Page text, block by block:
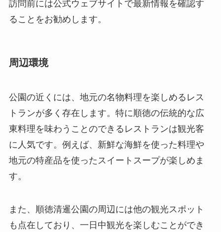
公園の近くには、地元の名物料理を楽しめるレス
に人気です。例えば、新鮮な海鮮を使った料理や
す。
また、順徳清暹公園の周辺には他の観光スポット
も点在しており、一日中観光を楽しむことができ
ます。近隣には佛山一帯の歴史や文化を学べる博
物館や、ショッピングモールもあり、観光や買い
設も豊富で、予算に応じた様々なタイプのホテル
から選ぶことが可能です。